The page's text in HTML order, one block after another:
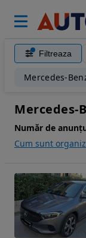
Filtreaza
Mercedes-
Mercedes-
Număr de
Cum sunt